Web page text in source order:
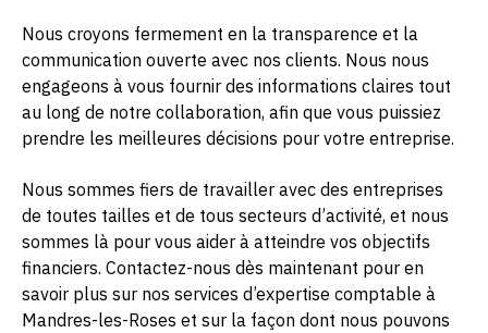
Nous croyons fermement en la transparence et la
communication ouverte avec nos clients. Nous nous
engageons à vous fournir des informations claires tout
au long de notre collaboration, afin que vous puissiez
prendre les meilleures décisions pour votre entreprise.
Nous sommes fiers de travailler avec des entreprises
de toutes tailles et de tous secteurs d’activité, et nous
sommes là pour vous aider à atteindre vos objectifs
financiers. Contactez-nous dès maintenant pour en
savoir plus sur nos services d’expertise comptable à
Mandres-les-Roses et sur la façon dont nous pouvons